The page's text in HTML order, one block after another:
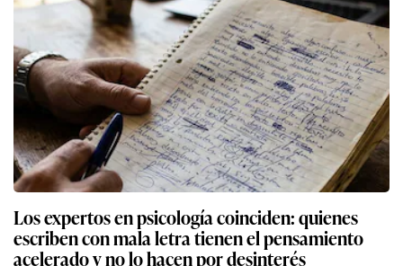
Los expertos en psicología coinciden: quienes
escriben con mala letra tienen el pensamiento
acelerado y no lo hacen por desinterés